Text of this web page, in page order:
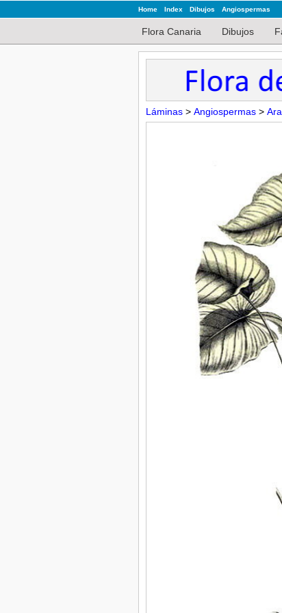
Home Index Dibujos Angiospermas
Flora Canaria Dibujos
Láminas > Angiospermas >